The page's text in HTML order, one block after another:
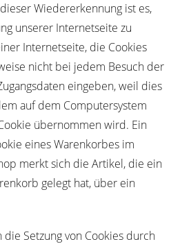
Wiedererkennung ist es,
unserer Internetseite zu
Internetseite, die Cookies
nicht bei jedem Besuch der
eingeben, weil dies
auf dem Computersystem
übernommen wird. Ein
eines Warenkorbes im
merkt sich die Artikel, die ein
gelegt hat, über ein
Setzung von Cookies durch